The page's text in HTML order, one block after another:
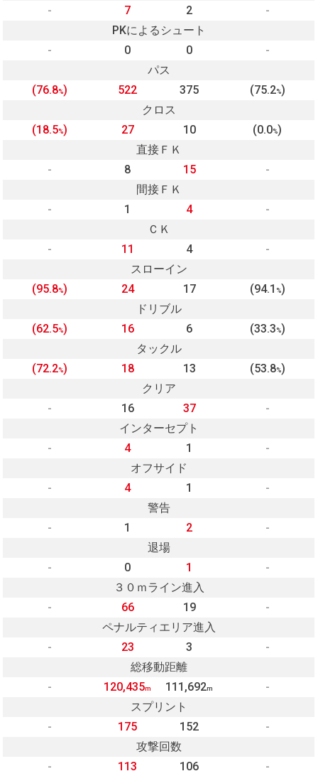
-
7 2
-
PKによるシュート
-
0 0
-
パス
(76.8%) 522 375 (75.2%)
クロス
(18.5%) 27 10 (0.0%)
直接ＦＫ
-
8 15
-
間接ＦＫ
-
1 4
-
ＣＫ
-
11 4
-
スローイン
(95.8%) 24 17 (94.1 %)
ドリブル
(62.5%) 16 6 (33.3%)
タックル
(72.2%) 18 13 (53.8%)
クリア
-
16 37
-
インターセプト
-
4 1
-
オフサイド
-
4 1
-
警告
-
1 2
-
退場
-
0 1
-
３０ｍライン進入
-
66 19
-
ペナルティエリア進入
-
23 3
-
総移動距離
-
120,435m 111,692m
-
スプリント
-
175 152
-
攻撃回数
-
113 106 -